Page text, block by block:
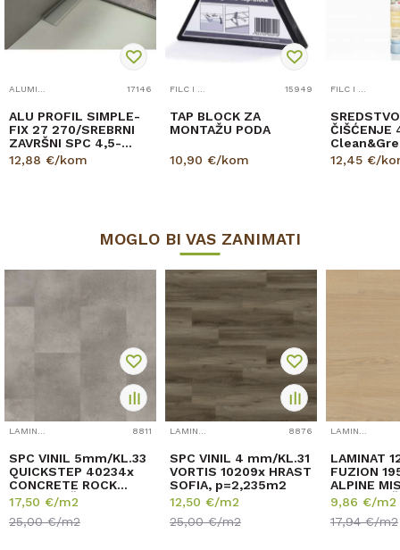
17146
ALU PROFIL SIMPLE-
FIX 27 270/SREBRNI
ZAVRŠNI SPC 4,5-
5,5mm
12,88 €/kom
15949
TAP BLOCK ZA
MONTAŽU PODA
10,90 €/kom
ČIŠĆENJE
LAMINAT
12,45 €/
MOGLO BI VAS ZANIMATI
8811
SPC VINIL 5mm/KL.33
QUICKSTEP 40234x
CONCRETE ROCK
RASPOLOŽIVO
18,476m2
17,50 €/m2
25,00€/m2
8876
SPC VINIL 4 mm/KL.31
VORTIS 10209x HRAST
SOFIA, p=2,235m2
12,50 €/m2
25,00€/m2
LAMINAT
FUZION
ALPINE
23,38m2
9,86 €/m2
17,94€/m2